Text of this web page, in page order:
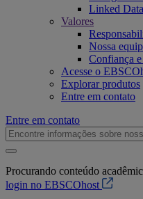
Linked Data
Valores
Nossa
Confiança e
Acesse o
Explorar produtos
Entre em contato
Entre em contato
Procurando conteúdo
login no EBSCOhost